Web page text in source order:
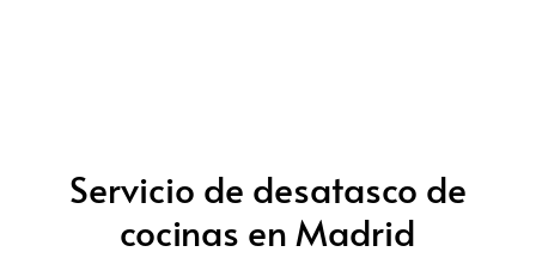
Servicio de desatasco de
cocinas en Madrid